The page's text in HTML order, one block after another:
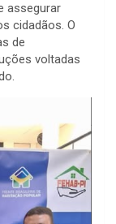
assegurar
cidadãos. O
de
voltadas